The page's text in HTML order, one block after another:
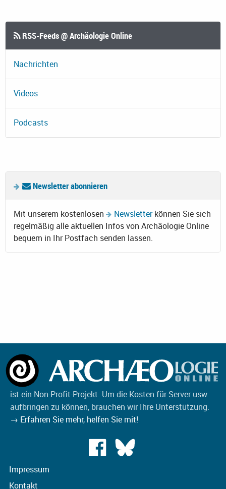
RSS-Feeds @ Archäologie Online
Nachrichten
Videos
Podcasts
Newsletter abonnieren
Mit unserem kostenlosen Newsletterkönnen Sie sich
regelmäßig alle aktuellen Infos von Archäologie Online
bequem in Ihr Postfach senden lassen.
ist ein Non-Profit-Projekt. Um die Kosten für Server usw.
aufbringen zu können, brauchen wir Ihre Unterstützung.
→ Erfahren Sie mehr, helfen Sie mit!
Impressum
Kontakt